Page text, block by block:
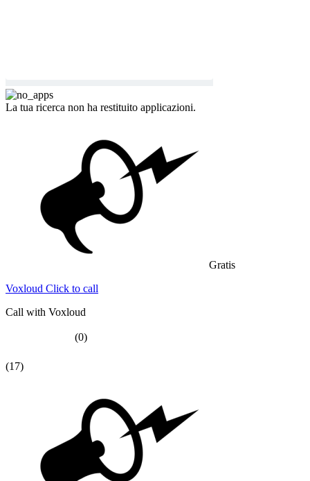
La tua ricerca non ha restituito applicazioni.
Gratis
Voxloud Click to call
Call with Voxloud
(0)
(17)